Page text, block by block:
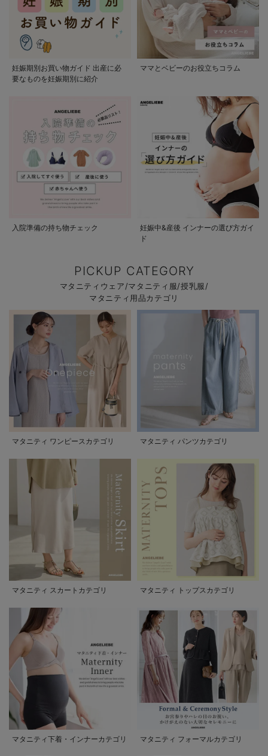
妊娠期別お買い物ガイド 出産に必
要なものを妊娠期別に紹介
ママとベビーのお役立ちコラム
入院準備の持ち物チェック
妊娠中&産後 インナーの選び方ガイ
ド
PICKUP CATEGORY
マタニティウェア/マタニティ服/授乳服/
マタニティ用品カテゴリ
マタニティ ワンピースカテゴリ マタニティ パンツカテゴリ
マタニティ スカートカテゴリ マタニティ トップスカテゴリ
マタニティ下着・インナーカテゴリ マタニティ フォーマルカテゴリ